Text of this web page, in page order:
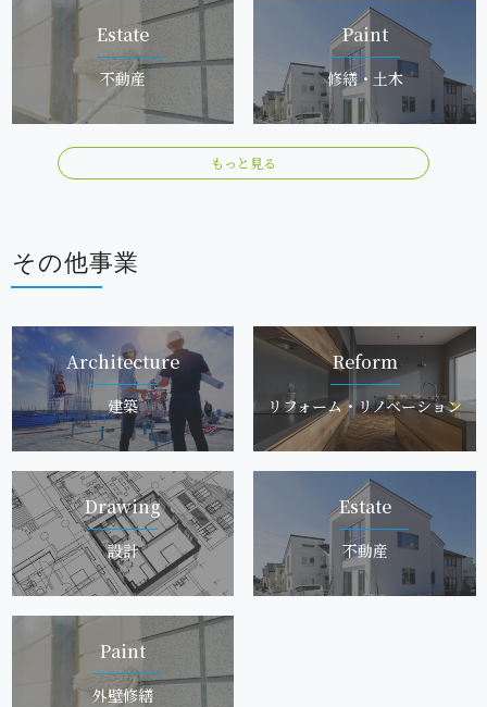
Es t a t e
不 動 産
P a i n t
修 繕 ・ 土 木
もっと見る
そ の 他 事 業
Architec t u r e
建 築
Re f o r m
リフォーム・リノベ ー シ ョ ン
Dra w i n g
設 計
Es t a t e
不 動 産
P a i n t
外 壁 修 繕